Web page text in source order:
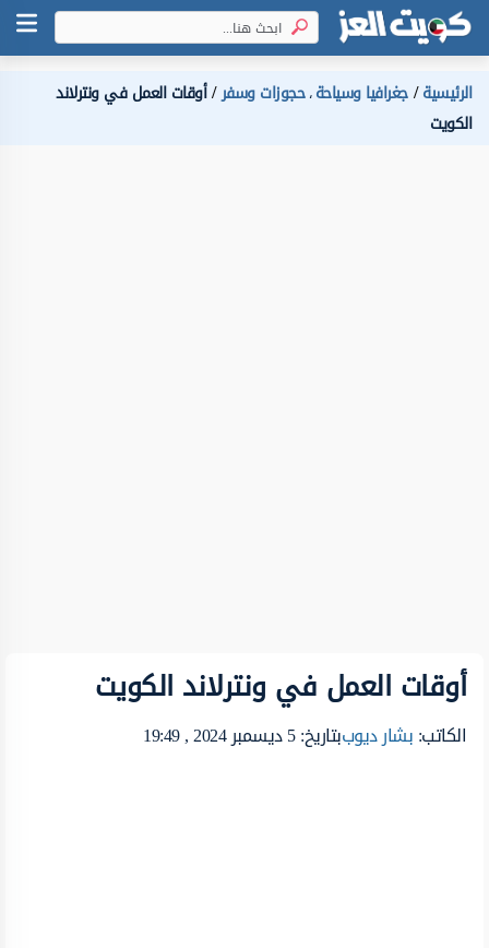
الرئيسية جغرافيا وسياحة،حجوزات وسفر أوقات العمل في ونترلاند
الكويت
أوقات العمل في ونترلاند الكويت
الكاتب:بشار ديوببتاريخ: 5 ديسمبر 2024 , 19:49